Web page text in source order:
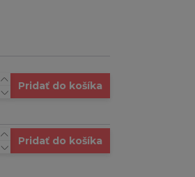
Pridať do košíka
Pridať do košíka